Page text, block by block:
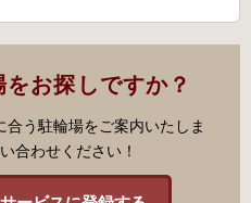
お探しですか？
う駐輪場をご案内いたしま
合わせください！